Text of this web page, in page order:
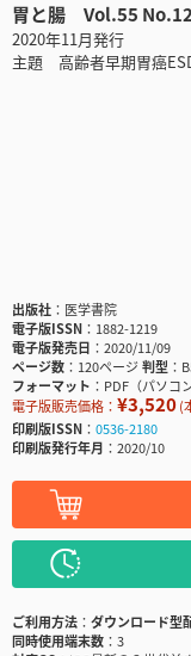
胃と腸 Vol.55 No.12
2020年11月発行
主題 高齢者早期胃癌
出版社
医学書院
電子版ISSN
1882-1219
電子版発売日
2020/11/09
ページ数
120ページ判型
フォーマット
PDF（パソコ
電子版販売価格： ¥3,520(
印刷版ISSN
0536-2180
印刷版発行年月
2020/10
ご利用方法
ダウンロード型
同時使用端末数
3